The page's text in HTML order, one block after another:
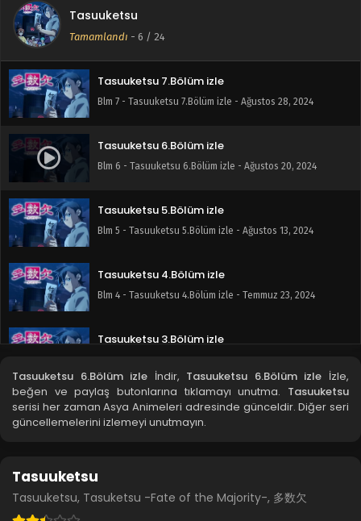
Tasuuketsu
Tamamlandı - 6 / 24
Tasuuketsu 8.Bölüm izle
Blm 8 - Tasuuketsu 8.Bölüm izle - Eylül 13, 2024
Tasuuketsu 7.Bölüm izle
Blm 7 - Tasuuketsu 7.Bölüm izle - Ağustos 28, 2024
Tasuuketsu 6.Bölüm izle
Blm 6 - Tasuuketsu 6.Bölüm izle - Ağustos 20, 2024
Tasuuketsu 5.Bölüm izle
Blm 5 - Tasuuketsu 5.Bölüm izle - Ağustos 13, 2024
Tasuuketsu 4.Bölüm izle
Blm 4 - Tasuuketsu 4.Bölüm izle - Temmuz 23, 2024
Tasuuketsu 3.Bölüm izle
Tasuuketsu 2.Bölüm izle
Blm 2 - Tasuuketsu 2.Bölüm izle - Temmuz 9, 2024
Tasuuketsu 6.Bölüm izle İndir, Tasuuketsu 6.Bölüm izle İzle,
beğen ve paylaş butonlarına tıklamayı unutma. Tasuuketsu
serisi her zaman Asya Animeleri adresinde günceldir. Diğer seri
güncellemelerini izlemeyi unutmayın.
Tasuuketsu
Tasuuketsu, Tasuketsu -Fate of the Majority-, 多数欠